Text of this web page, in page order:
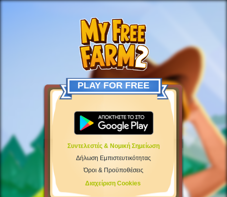
PLAY FOR FREE
Συντελεστές & Νομική Σημείωση
Δήλωση Εμπιστευτικότητας
Όροι & Προϋποθέσεις
Διαχείριση Cookies